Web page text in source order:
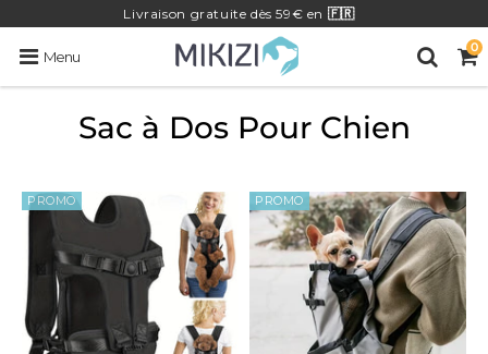
Livraison gratuite dès 59€ en 🇫🇷
Menu
0
Sac à Dos Pour Chien
PROMO PROMO